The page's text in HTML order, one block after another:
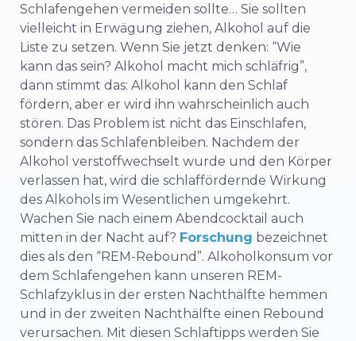
Schlafengehen vermeiden sollte… Sie sollten
vielleicht in Erwägung ziehen, Alkohol auf die
Liste zu setzen. Wenn Sie jetzt denken: “Wie
kann das sein? Alkohol macht mich schläfrig”,
dann stimmt das: Alkohol kann den Schlaf
fördern, aber er wird ihn wahrscheinlich auch
stören. Das Problem ist nicht das Einschlafen,
sondern das Schlafenbleiben. Nachdem der
Alkohol verstoffwechselt wurde und den Körper
verlassen hat, wird die schlaffördernde Wirkung
des Alkohols im Wesentlichen umgekehrt.
Wachen Sie nach einem Abendcocktail auch
mitten in der Nacht auf? Forschung bezeichnet
dies als den “REM-Rebound”. Alkoholkonsum vor
dem Schlafengehen kann unseren REM-
Schlafzyklus in der ersten Nachthälfte hemmen
und in der zweiten Nachthälfte einen Rebound
verursachen. Mit diesen Schlaftipps werden Sie